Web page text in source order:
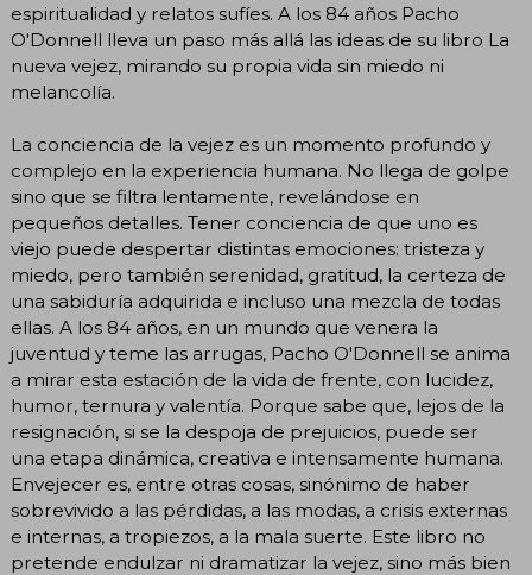
espiritualidad y relatos sufíes. A los 84 años Pacho
O'Donnell lleva un paso más allá las ideas de su libro La
nueva vejez, mirando su propia vida sin miedo ni
melancolía.
La conciencia de la vejez es un momento profundo y
complejo en la experiencia humana. No llega de golpe
sino que se filtra lentamente, revelándose en
pequeños detalles. Tener conciencia de que uno es
viejo puede despertar distintas emociones: tristeza y
miedo, pero también serenidad, gratitud, la certeza de
una sabiduría adquirida e incluso una mezcla de todas
ellas. A los 84 años, en un mundo que venera la
juventud y teme las arrugas, Pacho O'Donnell se anima
a mirar esta estación de la vida de frente, con lucidez,
humor, ternura y valentía. Porque sabe que, lejos de la
resignación, si se la despoja de prejuicios, puede ser
una etapa dinámica, creativa e intensamente humana.
Envejecer es, entre otras cosas, sinónimo de haber
sobrevivido a las pérdidas, a las modas, a crisis externas
e internas, a tropiezos, a la mala suerte. Este libro no
pretende endulzar ni dramatizar la vejez, sino más bien